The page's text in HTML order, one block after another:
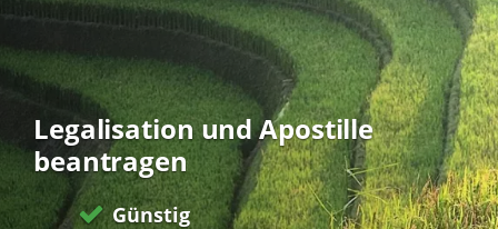
Legalisation und Apostille
beantragen
Günstig